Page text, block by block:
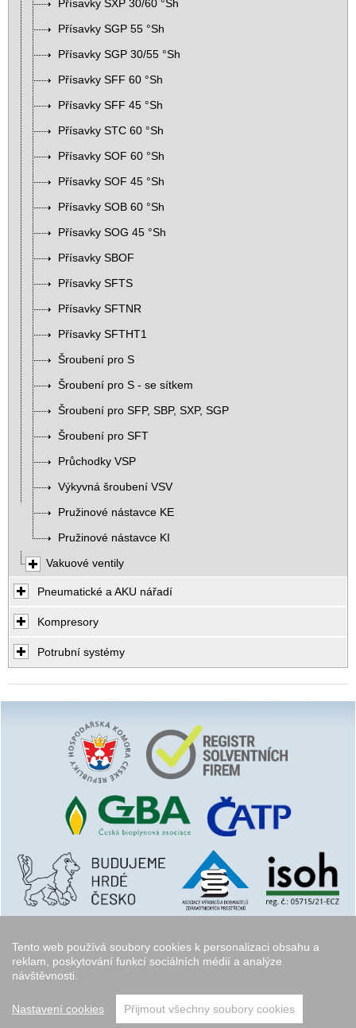
Tento web používá soubory cookies k personalizaci obsahu a
reklam, poskytování funkcí sociálních médií a analýze
návštěvnosti.
Nastavení cookies Přijmout všechny soubory cookies
Přísavky SXP 30/60 °Sh
Přísavky SGP 55 °Sh
Přísavky SGP 30/55 °Sh
Přísavky SFF 60 °Sh
Přísavky SFF 45 °Sh
Přísavky STC 60 °Sh
Přísavky SOF 60 °Sh
Přísavky SOF 45 °Sh
Přísavky SOB 60 °Sh
Přísavky SOG 45 °Sh
Přísavky SBOF
Přísavky SFTS
Přísavky SFTNR
Přísavky SFTHT1
Šroubení pro S
Šroubení pro S - se sítkem
Šroubení pro SFP, SBP, SXP, SGP
Šroubení pro SFT
Průchodky VSP
Výkyvná šroubení VSV
Pružinové nástavce KE
Pružinové nástavce KI
Vakuové ventily
Pneumatické a AKU nářadí
Kompresory
Potrubní systémy
přeskočit nahoru ↑